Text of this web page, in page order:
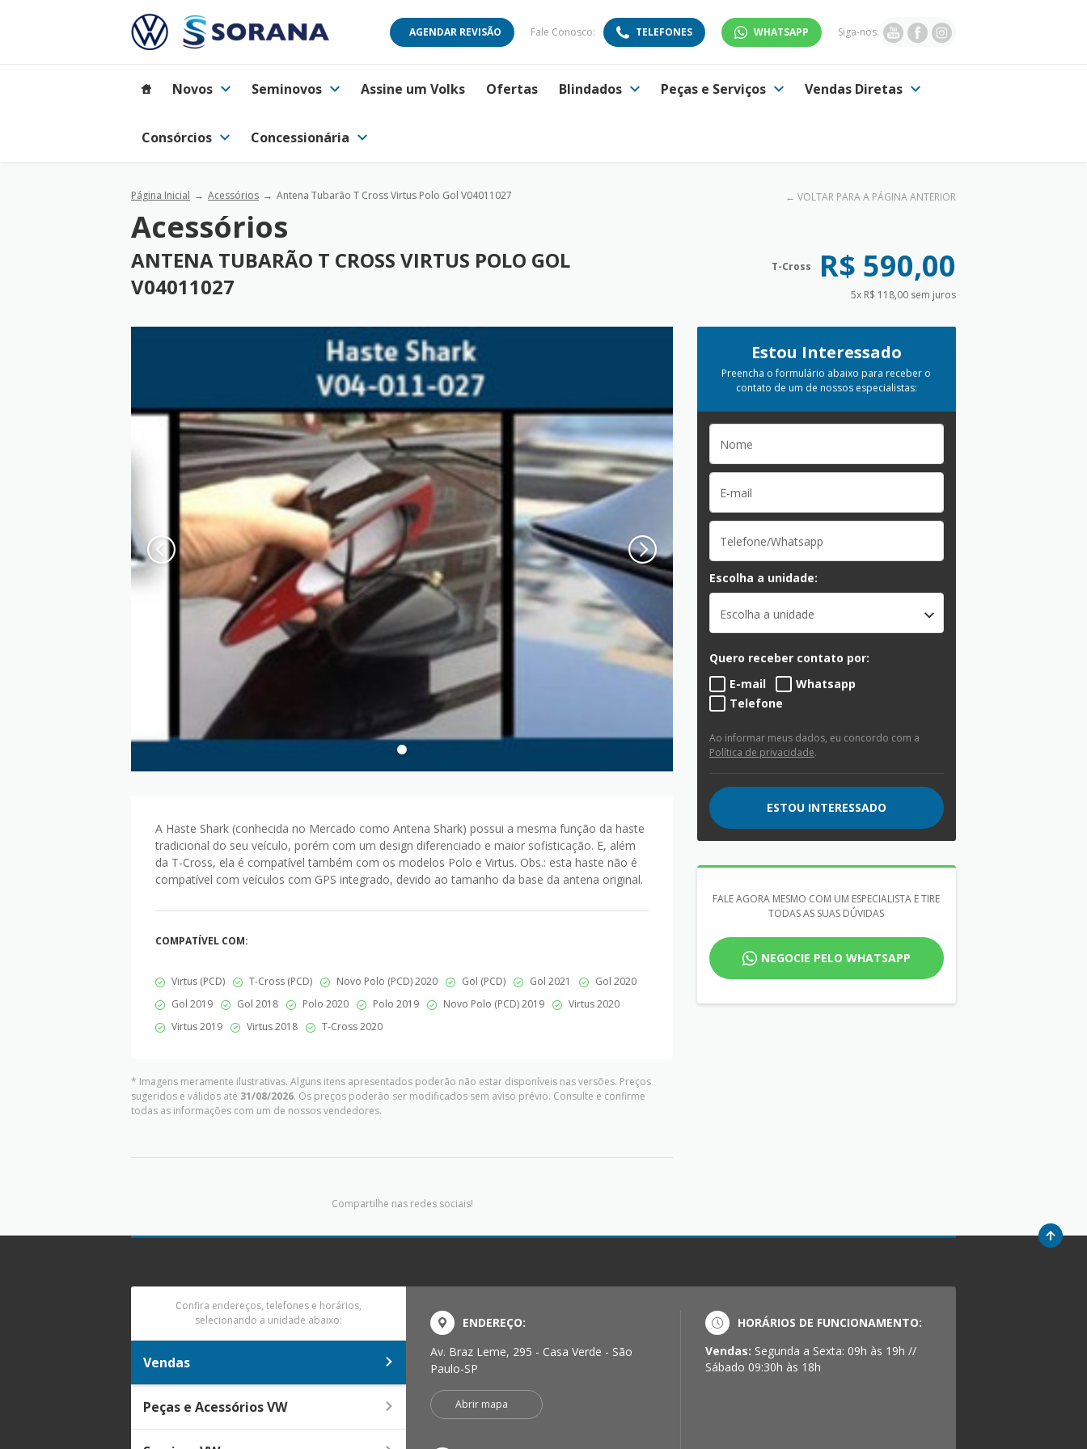
AGENDAR REVISÃO Fale Conosco: TELEFONES WHATSAPP Siga-nos:
Novos Seminovos Assine um Volks Ofertas Blindados Peças e Serviços Vendas Diretas
Consórcios Concessionária
Página Inicial Acessórios Antena Tubarão T Cross Virtus Polo Gol V04011027 ← VOLTAR PARA A PÁGINA ANTERIOR
Acessórios
ANTENA TUBARÃO T CROSS VIRTUS POLO GOL
V04011027
T-Cross R$ 590,00
5x R$ 118,00 sem juros
A Haste Shark (conhecida no Mercado como Antena Shark) possui a mesma função da haste
tradicional do seu veículo, porém com um design diferenciado e maior sofisticação. E, além
da T-Cross, ela é compatível também com os modelos Polo e Virtus. Obs.: esta haste não é
compatível com veículos com GPS integrado, devido ao tamanho da base da antena original.
COMPATÍVEL COM:
Virtus (PCD) T-Cross (PCD) Novo Polo (PCD) 2020 Gol (PCD) Gol 2021
Gol 2020
Gol 2019
Gol 2018 Polo 2020 Polo 2019 Novo Polo (PCD) 2019
Virtus 2020
Virtus 2019
Virtus 2018 T-Cross 2020
* Imagens meramente ilustrativas. Alguns itens apresentados poderão não estar disponíveis nas versões. Preços
sugeridos e válidos até 31/08/2026. Os preços poderão ser modificados sem aviso prévio. Consulte e confirme
todas as informações com um de nossos vendedores.
Compartilhe nas redes sociais!
Estou Interessado
Preencha o formulário abaixo para receber o
contato de um de nossos especialistas:
Escolha a unidade:
Escolha a unidade
Quero receber contato por:
E-mail
Whatsapp
Telefone
Ao informar meus dados, eu concordo com a
Política de privacidade.
ESTOU INTERESSADO
FALE AGORA MESMO COM UM ESPECIALISTA E TIRE
TODAS AS SUAS DÚVIDAS
NEGOCIE PELO WHATSAPP
Confira endereços, telefones e horários,
selecionando a unidade abaixo:
Vendas
Peças e Acessórios VW
ENDEREÇO:
Av. Braz Leme, 295 - Casa Verde - São
Paulo-SP
Abrir mapa
HORÁRIOS DE FUNCIONAMENTO:
Vendas: Segunda a Sexta: 09h às 19h //
Sábado 09:30h às 18h